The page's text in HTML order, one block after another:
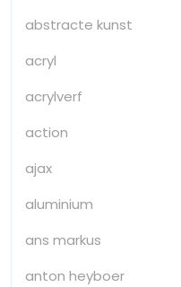
abstracte kunst
acryl
acrylverf
action
ajax
aluminium
ans markus
anton heyboer